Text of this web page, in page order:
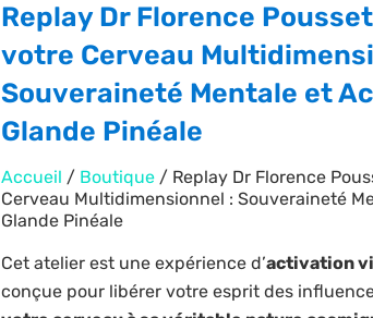
Replay Dr Florence
votre Cerveau
Souveraineté Mentale et
Glande Pinéale
Accueil / Boutique / Replay Dr Florence
Cerveau Multidimensionnel : Souveraineté
Glande Pinéale
Cet atelier est une expérience d’activation
conçue pour libérer votre esprit des